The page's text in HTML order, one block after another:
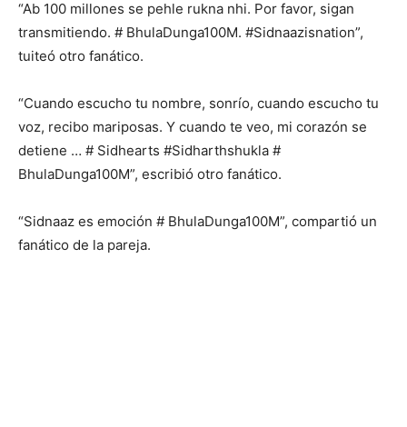
voz, recibo mariposas. Y cuando te veo, mi corazón se
detiene … # Sidhearts #Sidharthshukla #
BhulaDunga100M”, escribió otro fanático.
“Sidnaaz es emoción # BhulaDunga100M”, compartió un
fanático de la pareja.